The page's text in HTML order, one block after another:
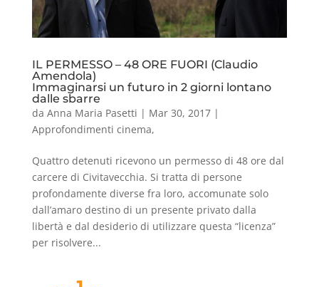
IL PERMESSO – 48 ORE FUORI (Claudio
Amendola)
Immaginarsi un futuro in 2 giorni lontano
dalle sbarre
da Anna Maria Pasetti | Mar 30, 2017|
Approfondimenti cinema,
Quattro detenuti ricevono un permesso di 48 ore dal
carcere di Civitavecchia. Si tratta di persone
profondamente diverse fra loro, accomunate solo
dall’amaro destino di un presente privato dalla
libertà e dal desiderio di utilizzare questa “licenza”
per risolvere...